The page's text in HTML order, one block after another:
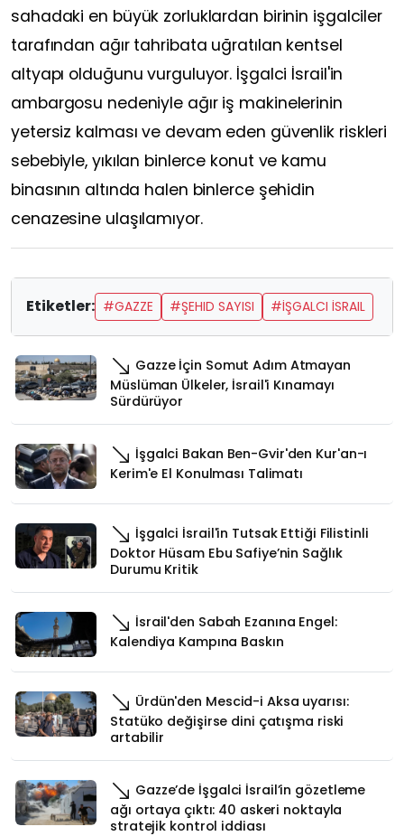
sahadaki en büyük zorluklardan birinin işgalciler
tarafından ağır tahribata uğratılan kentsel
altyapı olduğunu vurguluyor. İşgalci İsrail'in
ambargosu nedeniyle ağır iş makinelerinin
yetersiz kalması ve devam eden güvenlik riskleri
sebebiyle, yıkılan binlerce konut ve kamu
binasının altında halen binlerce şehidin
cenazesine ulaşılamıyor.
Etiketler: #GAZZE #ŞEHID SAYISI #İŞGALCI İSRAIL
Gazze İçin Somut Adım Atmayan
Müslüman Ülkeler, İsrail'i Kınamayı
Sürdürüyor
İşgalci Bakan Ben-Gvir'den Kur'an-ı
Kerim'e El Konulması Talimatı
İşgalci İsrail'in Tutsak Ettiği Filistinli
Doktor Hüsam Ebu Safiye’nin Sağlık
Durumu Kritik
İsrail'den Sabah Ezanına Engel:
Kalendiya Kampına Baskın
Ürdün'den Mescid-i Aksa uyarısı:
Statüko değişirse dini çatışma riski
artabilir
Gazze’de İşgalci İsrail’in gözetleme
ağı ortaya çıktı: 40 askeri noktayla
stratejik kontrol iddiası